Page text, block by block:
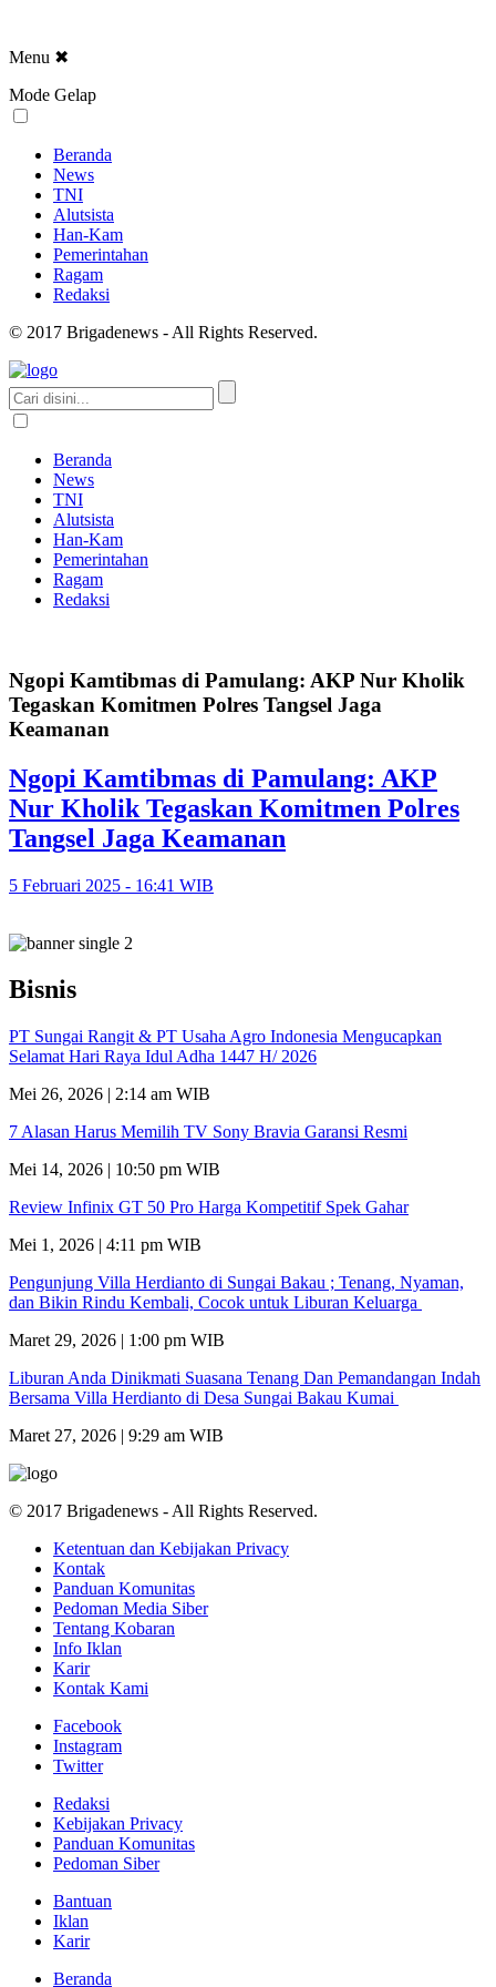
Menu ✖
Mode Gelap
Beranda
News
TNI
Alutsista
Han-Kam
Pemerintahan
Ragam
Redaksi
© 2017 Brigadenews - All Rights Reserved.
Beranda
News
TNI
Alutsista
Han-Kam
Pemerintahan
Ragam
Redaksi
Ngopi Kamtibmas di Pamulang: AKP Nur Kholik
Tegaskan Komitmen Polres Tangsel Jaga
Keamanan
Ngopi Kamtibmas di Pamulang: AKP
Nur Kholik Tegaskan Komitmen Polres
Tangsel Jaga Keamanan
5 Februari 2025 - 16:41 WIB
Bisnis
PT Sungai Rangit & PT Usaha Agro Indonesia Mengucapkan
Selamat Hari Raya Idul Adha 1447 H/ 2026
Mei 26, 2026 | 2:14 am WIB
7 Alasan Harus Memilih TV Sony Bravia Garansi Resmi
Mei 14, 2026 | 10:50 pm WIB
Review Infinix GT 50 Pro Harga Kompetitif Spek Gahar
Mei 1, 2026 | 4:11 pm WIB
Pengunjung Villa Herdianto di Sungai Bakau ; Tenang, Nyaman,
dan Bikin Rindu Kembali, Cocok untuk Liburan Keluarga
Maret 29, 2026 | 1:00 pm WIB
Liburan Anda Dinikmati Suasana Tenang Dan Pemandangan Indah
Bersama Villa Herdianto di Desa Sungai Bakau Kumai
Maret 27, 2026 | 9:29 am WIB
© 2017 Brigadenews - All Rights Reserved.
Ketentuan dan Kebijakan Privacy
Kontak
Panduan Komunitas
Pedoman Media Siber
Tentang Kobaran
Info Iklan
Karir
Kontak Kami
Facebook
Instagram
Twitter
Redaksi
Kebijakan Privacy
Panduan Komunitas
Pedoman Siber
Bantuan
Iklan
Karir
Beranda